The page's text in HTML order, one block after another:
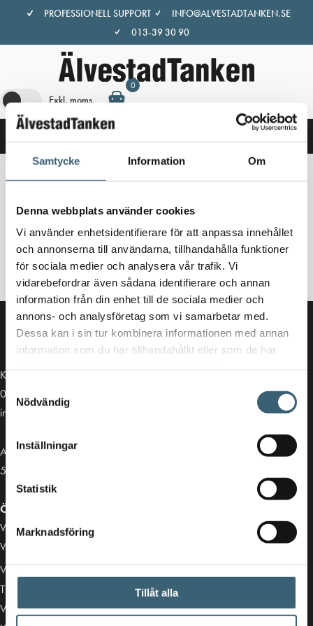
Samtycke Information Om
Denna webbplats använder cookies
Vi använder enhetsidentifierare för att anpassa innehållet
och annonserna till användarna, tillhandahålla funktioner
för sociala medier och analysera vår trafik. Vi
vidarebefordrar även sådana identifierare och annan
information från din enhet till de sociala medier och
annons- och analysföretag som vi samarbetar med.
Dessa kan i sin tur kombinera informationen med annan
information som du har tillhandahållit eller som de har
Nödvändig
Inställningar
Statistik
Marknadsföring
Tillåt alla
innehåll
PROFESSIONELL SUPPORT
INFO@ALVESTADTANKEN.SE
013-39 30 90
Exkl. moms
0
Hem/Butik/ Produkter märkta ”90365”
90365
Inga produkter hittades som motsvarar ditt val.
Kontakt
013-39 30 90
info@alvestadtanken.se
Algolgatan 7
583 30 Linköping
Öppettider butik:
Vardagar 07.00 - 16.00
Viktiga länkar
Villkor & integritetspolicy
Tillgänglighetsredogörelse
Vårt sortiment